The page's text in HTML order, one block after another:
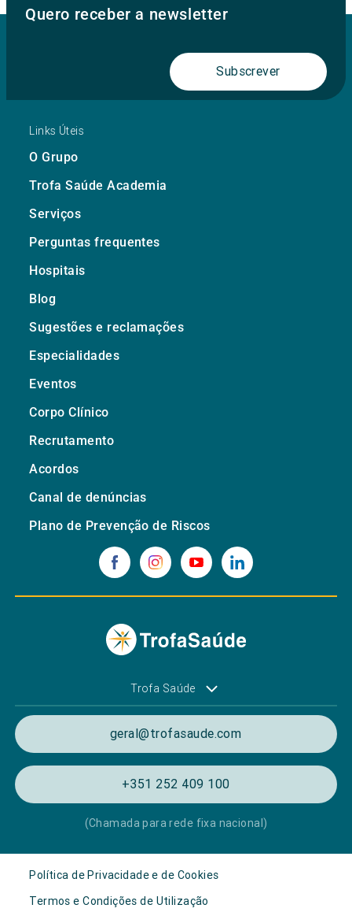
Quero receber a newsletter
Subscrever
Links Úteis
O Grupo
Trofa Saúde Academia
Serviços
Perguntas frequentes
Hospitais
Blog
Sugestões e reclamações
Especialidades
Eventos
Corpo Clínico
Recrutamento
Acordos
Canal de denúncias
Plano de Prevenção de Riscos
Trofa Saúde
geral@trofasaude.com
+351 252 409 100
(Chamada para rede fixa nacional)
Política de Privacidade e de Cookies
Termos e Condições de Utilização